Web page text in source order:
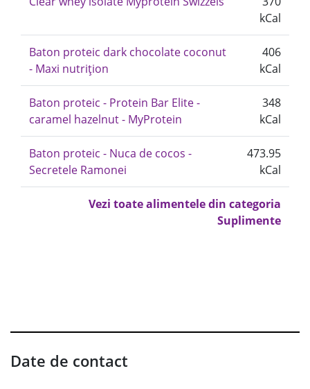
kCal
Baton proteic dark chocolate coconut
- Maxi nutrițion
406
kCal
Baton proteic - Protein Bar Elite -
caramel hazelnut - MyProtein
348
kCal
Baton proteic - Nuca de cocos -
Secretele Ramonei
473.95
kCal
Vezi toate alimentele din categoria
Suplimente
Date de contact